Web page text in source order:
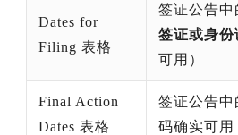
Dates for
Filing 表格
签证公告中
签证或身份
可用）
Final Action
Dates 表格
签证公告
码确实可